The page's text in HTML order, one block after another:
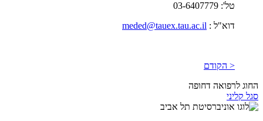
טל': 03-6407779
דוא"ל : meded@tauex.tau.ac.il
< הקודם
החוג לרפואה דחופה
סגל קליני